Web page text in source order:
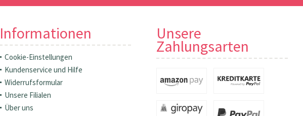
Informationen
Cookie-Einstellungen
Kundenservice und Hilfe
Widerrufsformular
Unsere Filialen
Über uns
Unsere
Zahlungsarten